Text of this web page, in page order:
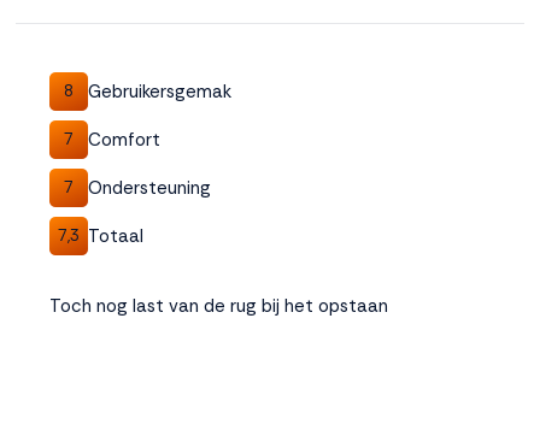
8 Gebruikersgemak
7 Comfort
7 Ondersteuning
7,3 Totaal
Toch nog last van de rug bij het opstaan